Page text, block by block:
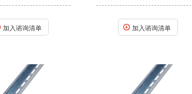
加入谘询清单 加入谘询清单